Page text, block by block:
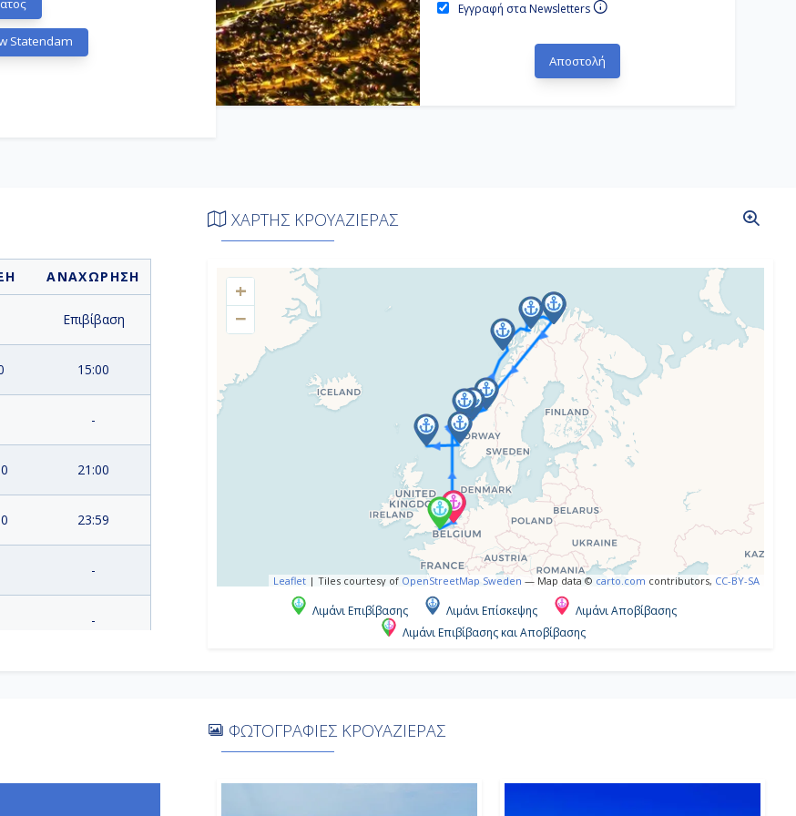
Statendam
Εγγραφή στα Newsletters
ΑΝΑΧΩΡΗΣΗ
Επιβίβαση
15:00
-
21:00
23:59
-
-
ΧΑΡΤΗΣ ΚΡΟΥΑΖΙΕΡΑΣ
+
−
Leaflet | Tiles courtesy of OpenStreetMap Sweden — Map data © carto.com contributors, CC-BY-SA
Λιμάνι Επιβίβασης Λιμάνι Επίσκεψης
Λιμάνι Αποβίβασης
Λιμάνι Επιβίβασης και Αποβίβασης
ΦΩΤΟΓΡΑΦΙΕΣ ΚΡΟΥΑΖΙΕΡΑΣ